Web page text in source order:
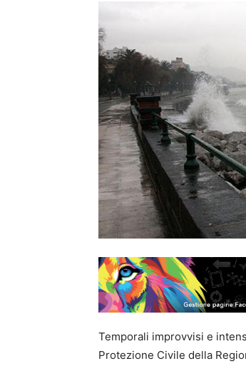
Temporali improvvisi e
Protezione Civile della